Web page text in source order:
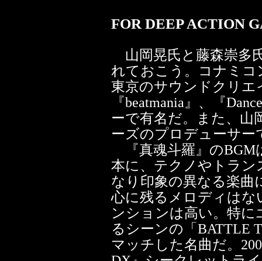
FOR DEEP ACTION
山岡晃氏と藤森崇多
れておこう。コナミ
東京のサウンドクリエ
『beatmania』、『
ーで有名だ。また、山
ーズのプロデューサー
『真魂斗羅』のBGM
本に、テクノやトラン
なり印象の異なる楽曲
心に残るメロディは
ンションは高い。特
るシーンの「BATTLE
マッチした名曲だ。